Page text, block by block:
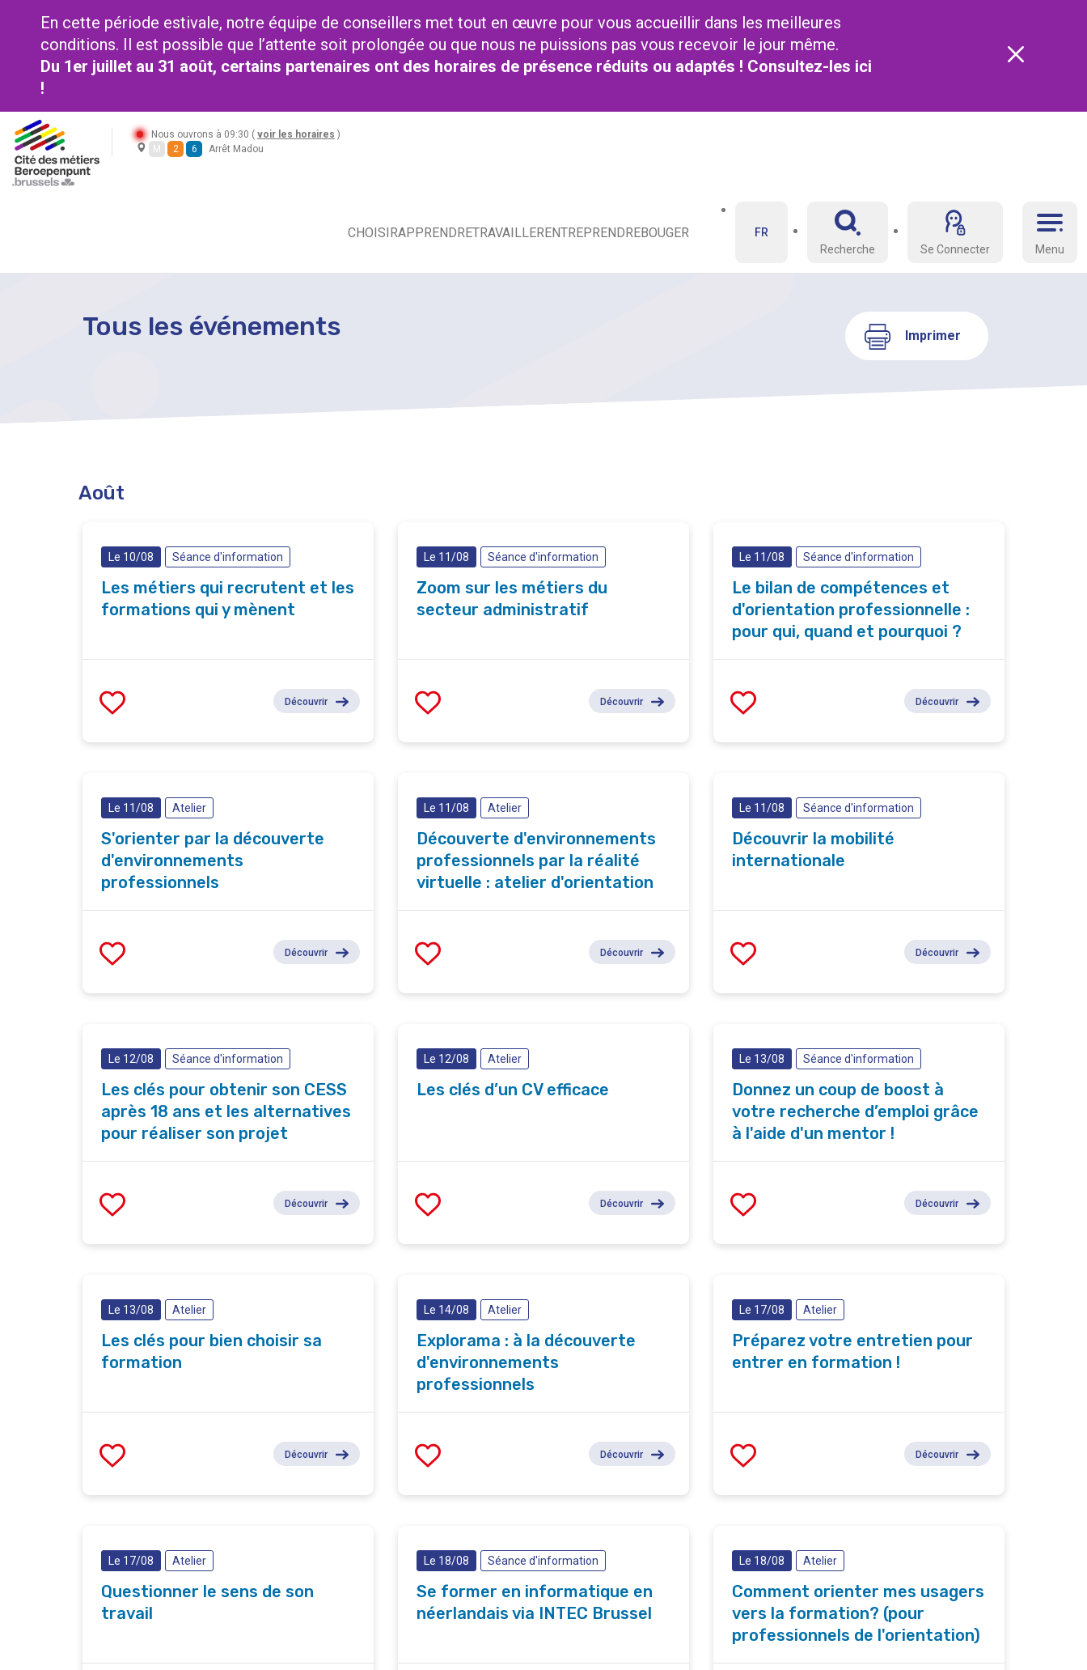
En cette période estivale, notre équipe de conseillers met tout en œuvre pour vous accueillir dans les meilleures
conditions. Il est possible que l’attente soit prolongée ou que nous ne puissions pas vous recevoir le jour même.
Du 1er juillet au 31 août, certains partenaires ont des horaires de présence réduits ou adaptés ! Consultez-les ici
!
Nous ouvrons à 09:30 ( voir les horaires )
M
2 6 Arrêt Madou
CHOISIRAPPRENDRETRAVAILLERENTREPRENDREBOUGER
Menu
FR
Recherche
Se Connecter
Tous les événements Imprimer
Août
Le 10/08 Séance d'information
Les métiers qui recrutent et les
formations qui y mènent
Découvrir
Le 11/08 Séance d'information
Zoom sur les métiers du
secteur administratif
Découvrir
Le 11/08 Séance d'information
Le bilan de compétences et
d'orientation professionnelle :
pour qui, quand et pourquoi ?
Découvrir
Le 11/08 Atelier
S'orienter par la découverte
d'environnements
professionnels
Découvrir
Le 11/08 Atelier
Découverte d'environnements
professionnels par la réalité
virtuelle : atelier d'orientation
Découvrir
Le 11/08 Séance d'information
Découvrir la mobilité
internationale
Découvrir
Le 12/08 Séance d'information
Les clés pour obtenir son CESS
après 18 ans et les alternatives
pour réaliser son projet
Découvrir
Le 12/08 Atelier
Les clés d’un CV efficace
Découvrir
Le 13/08 Séance d'information
Donnez un coup de boost à
votre recherche d’emploi grâce
à l'aide d'un mentor !
Découvrir
Le 13/08 Atelier
Les clés pour bien choisir sa
formation
Découvrir
Le 14/08 Atelier
Explorama : à la découverte
d'environnements
professionnels
Découvrir
Le 17/08 Atelier
Préparez votre entretien pour
entrer en formation !
Découvrir
Le 17/08 Atelier
Questionner le sens de son
travail
Le 18/08 Séance d'information
Se former en informatique en
néerlandais via INTEC Brussel
Le 18/08 Atelier
Comment orienter mes usagers
vers la formation? (pour
professionnels de l'orientation)